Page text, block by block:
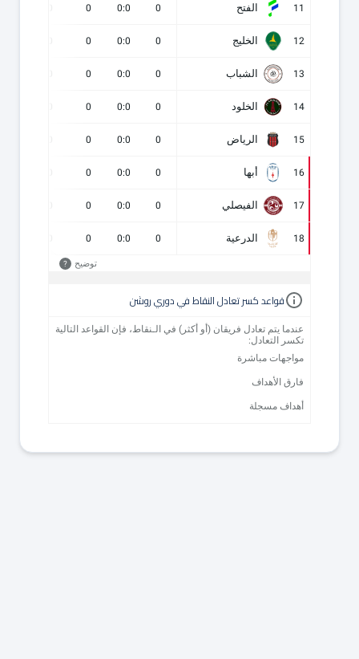
11 الفتح 0
0:0
0
12 الخليج 0
0:0
0
13 الشباب 0
0:0
0
14 الخلود 0
0:0
0
15 الرياض 0
0:0
0
16 أبها 0
0:0
0
17 الفيصلي 0
0:0
0
18 الدرعية 0
0:0
0
توضيح ?
قواعد كسر تعادل النقاط في دوري روشن
عندما يتم تعادل فريقان (أو أكثر) في الـنقاط، فإن القواعد التالية
تكسر التعادل:
مواجهات مباشرة
فارق الأهداف
أهداف مسجلة